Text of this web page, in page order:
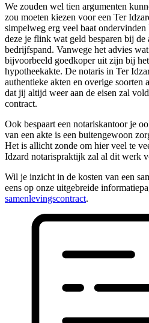
We zouden wel tien argumenten
zou moeten kiezen voor een Ter
simpelweg erg veel baat
deze je flink wat geld besparen bij
bedrijfspand. Vanwege het advies
bijvoorbeeld goedkoper uit zijn bij het
hypotheekakte. De notaris in Ter
authentieke akten en overige soorten
dat jij altijd weer aan de eisen zal
contract.
Ook bespaart een notariskantoor je
van een akte is een buitengewoon
Het is allicht zonde om hier veel te
Idzard notarispraktijk zal al dit werk
Wil je inzicht in de kosten van een
eens op onze uitgebreide
samenlevingscontract.